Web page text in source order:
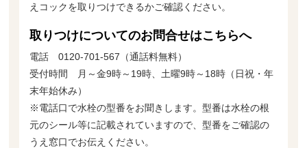
えコックを取りつけできるかご確認ください。
取りつけについてのお問合せはこちらへ
電話 0120-701-567（通話料無料）
受付時間 月～金9時～19時、土曜9時～18時（日祝・年
末年始休み）
※電話口で水栓の型番をお聞きします。型番は水栓の根
元のシール等に記載されていますので、型番をご確認の
うえ窓口でお伝えください。